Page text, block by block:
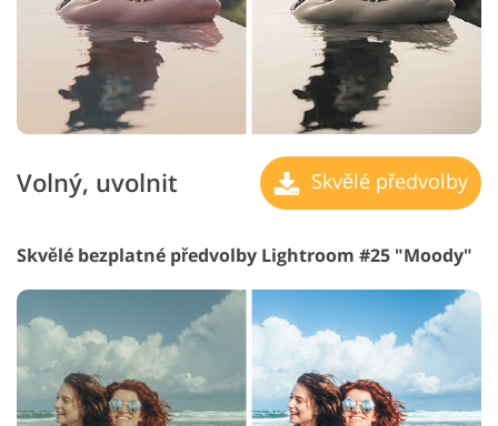
Volný, uvolnit Skvělé předvolby
Skvělé bezplatné předvolby Lightroom #25 "Moody"